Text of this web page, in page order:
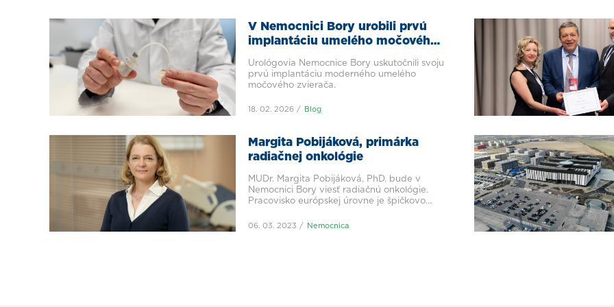
V Nemocnici Bory urobili prvú
implantáciu umelého močového
Urológovia Nemocnice Bory uskutočnili svoju
prvú implantáciu moderného umelého
močového zvierača.
18. 02. 2026 Blog
Margita Pobijáková, primárka
radiačnej onkológie
MUDr. Margita Pobijáková, PhD. bude v
Nemocnici Bory viesť radiačnú onkológie.
Pracovisko európskej úrovne je špičkovo
06. 03. 2023 Nemocnica